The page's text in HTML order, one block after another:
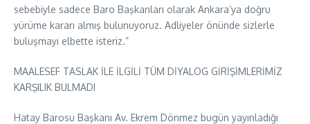
sebebiyle sadece Baro Başkanları olarak Ankara’ya doğru
yürüme kararı almış bulunuyoruz. Adliyeler önünde sizlerle
buluşmayı elbette isteriz.”
MAALESEF TASLAK İLE İLGİLİ TÜM DİYALOG GİRİŞİMLERİMİZ
KARŞILIK BULMADI
Hatay Barosu Başkanı Av. Ekrem Dönmez bugün yayınladığı